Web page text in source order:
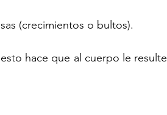
(crecimientos o bultos).
hace que al cuerpo le resulte